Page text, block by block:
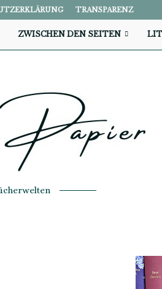
TRANSPARENZ
ZWISCHEN DEN SEITEN